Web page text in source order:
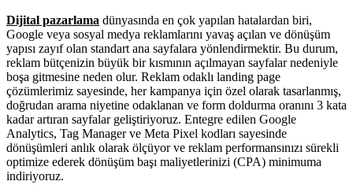
Dijital pazarlama dünyasında en çok yapılan hatalardan biri,
Google veya sosyal medya reklamlarını yavaş açılan ve dönüşüm
yapısı zayıf olan standart ana sayfalara yönlendirmektir. Bu durum,
reklam bütçenizin büyük bir kısmının açılmayan sayfalar nedeniyle
boşa gitmesine neden olur. Reklam odaklı landing page
çözümlerimiz sayesinde, her kampanya için özel olarak tasarlanmış,
doğrudan arama niyetine odaklanan ve form doldurma oranını 3 kata
kadar artıran sayfalar geliştiriyoruz. Entegre edilen Google
Analytics, Tag Manager ve Meta Pixel kodları sayesinde
dönüşümleri anlık olarak ölçüyor ve reklam performansınızı sürekli
optimize ederek dönüşüm başı maliyetlerinizi (CPA) minimuma
indiriyoruz.